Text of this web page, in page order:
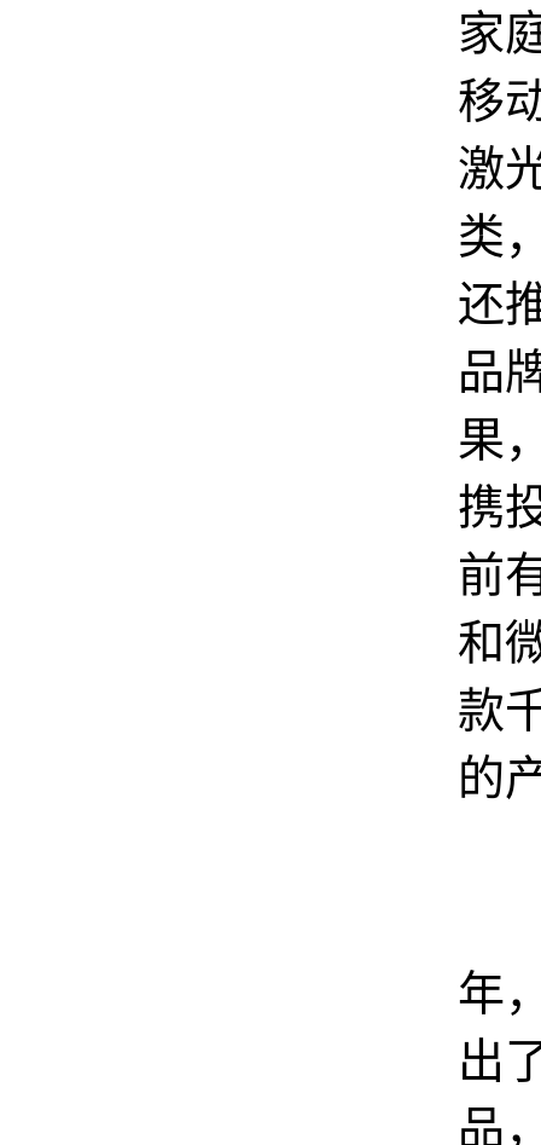
家
移
激
类
还
品
果
携
前
和
款
的
年
出
品